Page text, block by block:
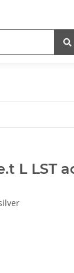
L LST